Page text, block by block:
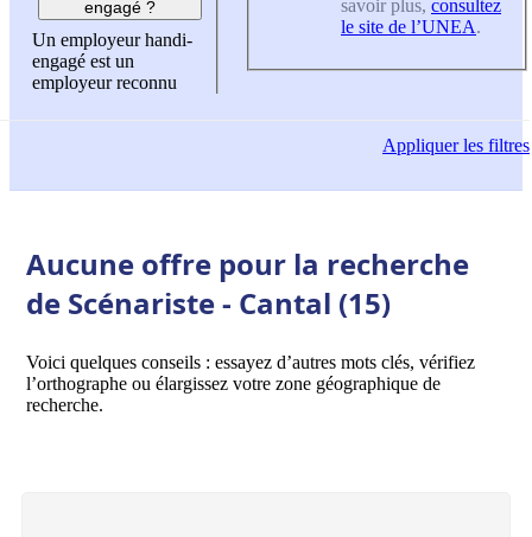
engagé ?
Un employeur handi-
engagé est un
employeur reconnu
savoir plus, consultez
le site de l’UNEA.
Appliquerles filtres
Aucune offre pour la recherche
de Scénariste - Cantal (15)
Voici quelques conseils : essayez d’autres mots clés, vérifiez
l’orthographe ou élargissez votre zone géographique de
recherche.